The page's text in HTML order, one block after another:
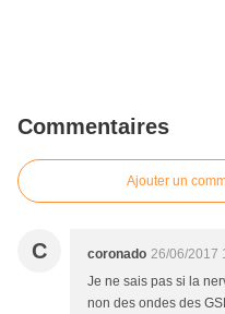
Commentaires
Ajouter un
C coronado 26/06/2017
Je ne sais pas si la
non des ondes des